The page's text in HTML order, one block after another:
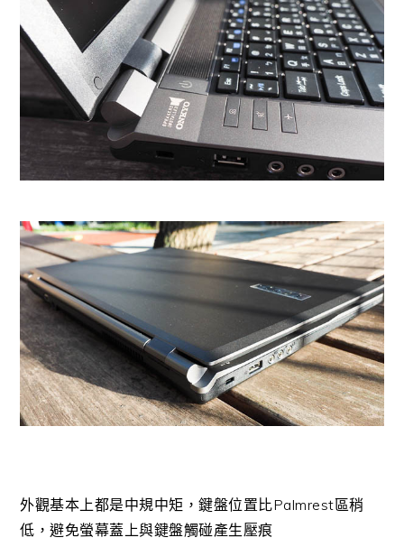
外觀基本上都是中規中矩，鍵盤位置比Palmrest區稍
低，避免螢幕蓋上與鍵盤觸碰產生壓痕